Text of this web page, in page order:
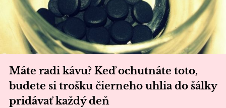
Máte radi kávu? Keď ochutnáte toto,
budete si trošku čierneho uhlia do šálky
pridávať každý deň